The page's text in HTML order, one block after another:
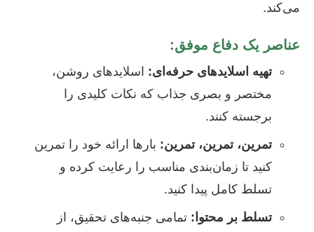
می‌کند.
عناصر یک دفاع موفق:
تهیه اسلاید‌های حرفه‌ای: اسلایدهای روشن،
مختصر و بصری جذاب که نکات کلیدی را
برجسته کنند.
تمرین، تمرین، تمرین: بارها ارائه خود را تمرین
کنید تا زمان‌بندی مناسب را رعایت کرده و
تسلط کامل پیدا کنید.
تسلط بر محتوا: تمامی جنبه‌های تحقیق، از